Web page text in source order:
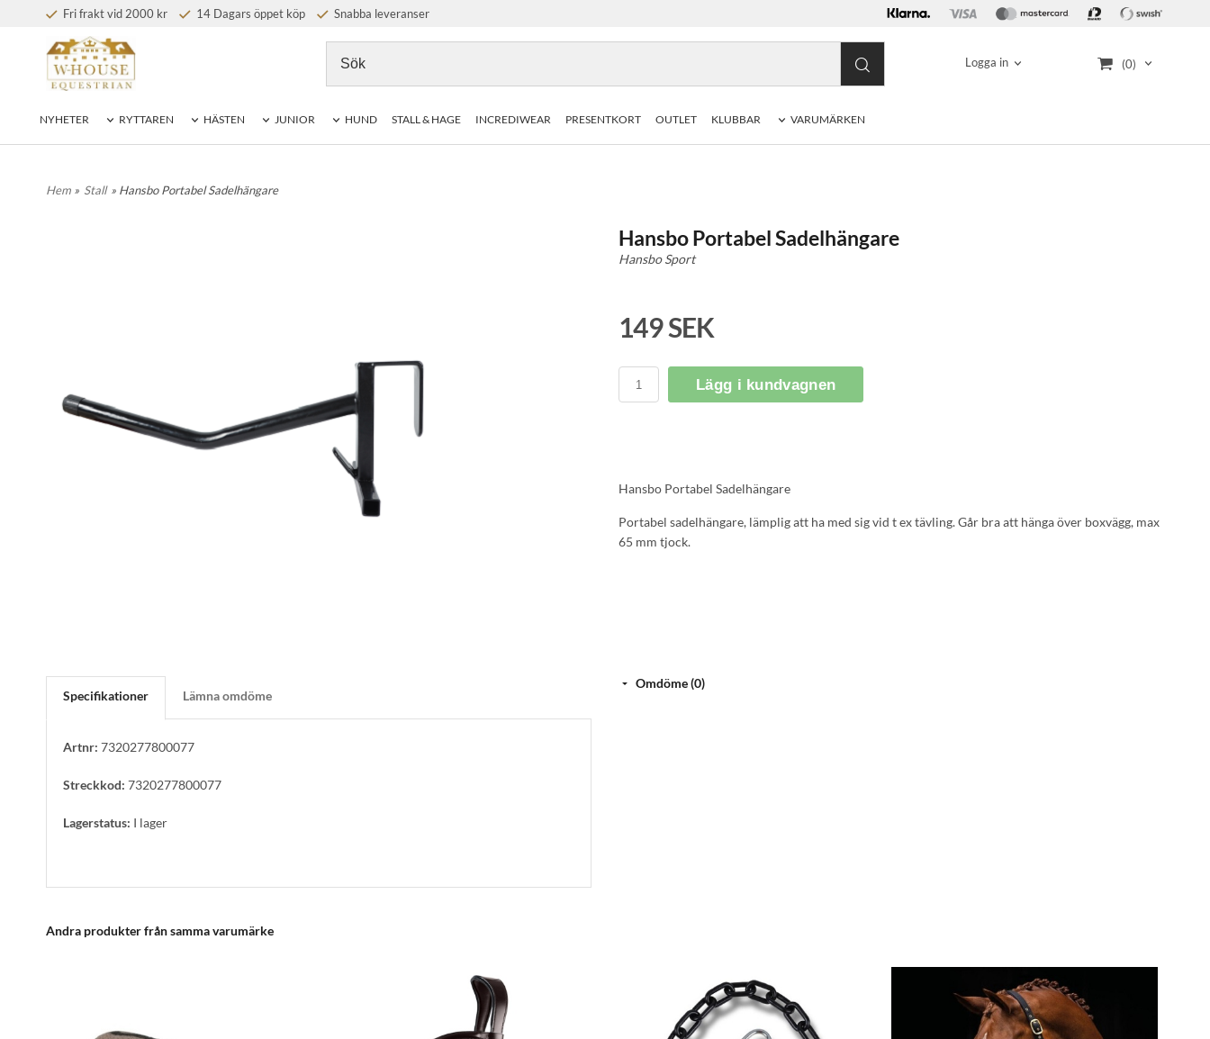
Fri frakt vid 2000 kr 14 Dagars öppet köp Snabba leveranser
Logga in (0)
NYHETER RYTTAREN HÄSTEN JUNIOR HUND STALL & HAGE INCREDIWEAR PRESENTKORT OUTLET KLUBBAR VARUMÄRKEN
Hem » Stall » Hansbo Portabel Sadelhängare
Hansbo Portabel Sadelhängare
Hansbo Sport
149 SEK
Lägg i kundvagnen
Hansbo Portabel Sadelhängare
Portabel sadelhängare, lämplig att ha med sig vid t ex tävling. Går bra att hänga över boxvägg, max
65 mm tjock.
Specifikationer Lämna omdöme
Artnr: 7320277800077
Streckkod: 7320277800077
Lagerstatus: I lager
Omdöme (0)
Andra produkter från samma varumärke